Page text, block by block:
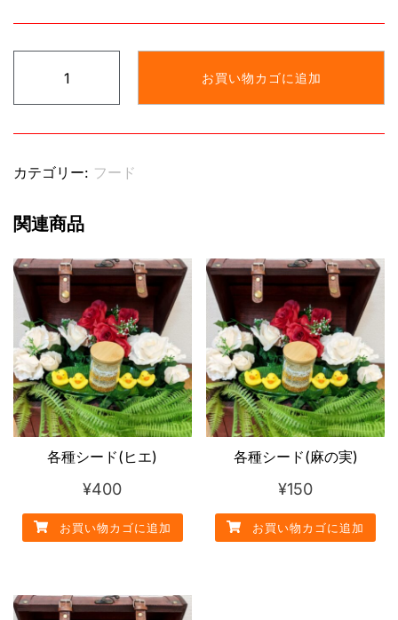
か
け
抜
煮
し
(イ
ワ
シ)
個
お買い物カゴに追加
カテゴリー: フード
関連商品
各種シード(ヒエ)
¥400
お買い物カゴに追加
各種シード(麻の実)
¥150
お買い物カゴに追加